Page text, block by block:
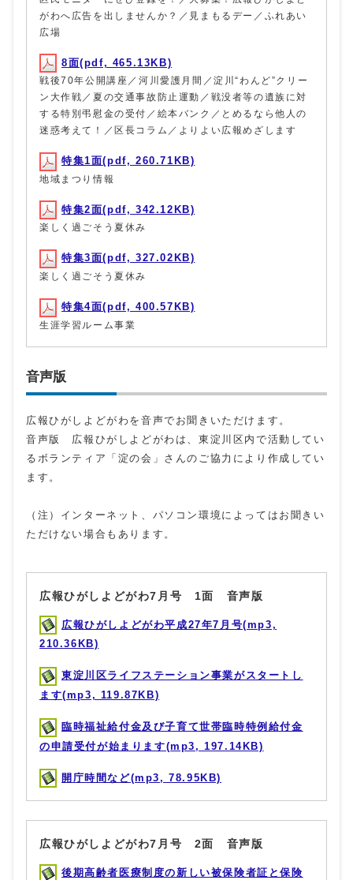
がわへ広告を出しませんか？／見まもるデー／ふれあい
広場
8面(pdf, 465.13KB)
戦後70年公開講座／河川愛護月間／淀川“わんど”クリー
ン大作戦／夏の交通事故防止運動／戦没者等の遺族に対
する特別弔慰金の受付／絵本バンク／とめるなら他人の
迷惑考えて！／区長コラム／よりよい広報めざします
特集1面(pdf, 260.71KB)
地域まつり情報
特集2面(pdf, 342.12KB)
楽しく過ごそう夏休み
特集3面(pdf, 327.02KB)
楽しく過ごそう夏休み
特集4面(pdf, 400.57KB)
生涯学習ルーム事業
音声版
広報ひがしよどがわを音声でお聞きいただけます。
音声版 広報ひがしよどがわは、東淀川区内で活動してい
るボランティア「淀の会」さんのご協力により作成してい
ます。
（注）インターネット、パソコン環境によってはお聞きい
ただけない場合もあります。
広報ひがしよどがわ7月号 1面 音声版
広報ひがしよどがわ平成27年7月号(mp3,
210.36KB)
東淀川区ライフステーション事業がスタートし
ます(mp3, 119.87KB)
臨時福祉給付金及び子育て世帯臨時特例給付金
の申請受付が始まります(mp3, 197.14KB)
開庁時間など(mp3, 78.95KB)
広報ひがしよどがわ7月号 2面 音声版
後期高齢者医療制度の新しい被保険者証と保険